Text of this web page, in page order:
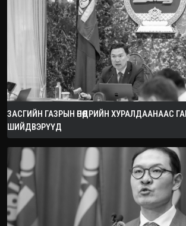
ЗАСГИЙН ГАЗРЫН ӨНӨӨДРИЙН ХУРАЛДААНААС
ШИЙДВЭРҮҮД